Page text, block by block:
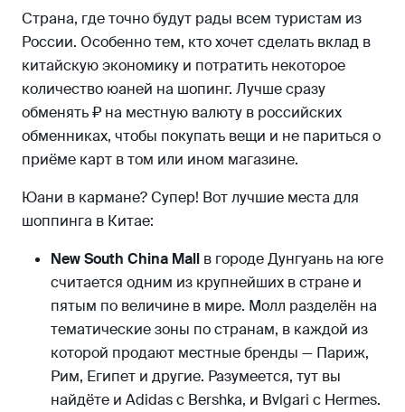
Страна, где точно будут рады всем туристам из
России. Особенно тем, кто хочет сделать вклад в
китайскую экономику и потратить некоторое
количество юаней на шопинг. Лучше сразу
обменять ₽ на местную валюту в российских
обменниках, чтобы покупать вещи и не париться о
приёме карт в том или ином магазине.
Юани в кармане? Супер! Вот лучшие места для
шоппинга в Китае:
New South China Mall в городе Дунгуань на юге
считается одним из крупнейших в стране и
пятым по величине в мире. Молл разделён на
тематические зоны по странам, в каждой из
которой продают местные бренды — Париж,
Рим, Египет и другие. Разумеется, тут вы
найдёте и Adidas с Bershka, и Bvlgari c Hermes.